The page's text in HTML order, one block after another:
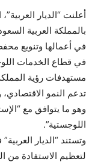
أعلنت “الديار
بالمملكة العربية
في أعمالها وتنويع
في قطاع الخدمات
تدعم النمو
وهو ما يتوافق مع
اللوجستية”.
وتستند “الديار
لتعظيم الاستفادة